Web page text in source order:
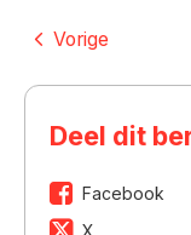
Vorige
Deel dit
Facebook
X